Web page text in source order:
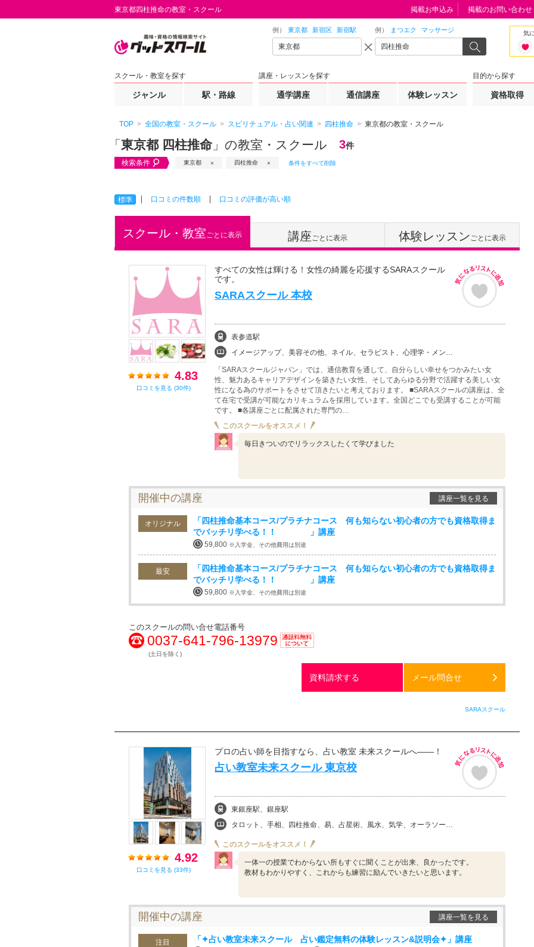
東京都四柱推命の教室・スクール
例） 東京都 新宿区 新宿駅 例） まつエク マッサージ 気
スクール・教室を探す
ジャンル 駅・路線
講座・レッスンを探す
通学講座 通信講座 体験レッスン
目的から探す
資格取得
掲載お申込み 掲載のお問い合わせ
TOP 全国の教室・スクール スピリチュアル・占い関連 四柱推命 東京都の教室・スクール
「 東京都 四柱推命」の教室・スクール 3件
検索条件 東京都 四柱推命 条件をすべて削除
標準 口コミの件数順 口コミの評価が高い順
スクール・教室ごとに表示 講座ごとに表示 体験レッスンごとに表示
4.83
口コミを見る (30件)
すべての女性は輝ける！女性の綺麗を応援するSARAスクール
です。
SARAスクール 本校
表参道駅
イメージアップ、美容その他、ネイル、セラピスト、心理学・メンタルケア、心理カウンセラー、心理・セラピーその他、アロマ、メ…
「SARAスクールジャパン」では、通信教育を通して、自分らしい幸せをつかみたい女
性、魅力あるキャリアデザインを築きたい女性、そしてあらゆる分野で活躍する美しい女
性になる為のサポートをさせて頂きたいと考えております。 ■SARAスクールの講座は、全
て在宅で受講が可能なカリキュラムを採用しています。全国どこでも受講することが可能
です。 ■各講座ごとに配属された専門の…
このスクールをオススメ！
毎日きついのでリラックスしたくて学びました
開催中の講座 講座一覧を見る
オリジナル
「四柱推命基本コース/プラチナコース 何も知らない初心者の方でも資格取得ま
でバッチリ学べる！！ 」講座
59,800 ※入学金、その他費用は別途
最安
「四柱推命基本コース/プラチナコース 何も知らない初心者の方でも資格取得ま
でバッチリ学べる！！ 」講座
59,800 ※入学金、その他費用は別途
このスクールの問い合せ電話番号
0037-641-796-13979
無料
(土日を除く)
資料請求する メール問合せ
SARAスクール
4.92
口コミを見る (33件)
プロの占い師を目指すなら、占い教室 未来スクールへ――！
占い教室未来スクール 東京校
東銀座駅、銀座駅
タロット、手相、四柱推命、易、占星術、風水、気学、オーラソーマ、レイキ、スピリチュアル・占いその他
このスクールをオススメ！
一体一の授業でわからない所もすぐに聞くことが出来、良かったです。
教材もわかりやすく、これからも練習に励んでいきたいと思います。
開催中の講座 講座一覧を見る
注目 「✦占い教室未来スクール 占い鑑定無料の体験レッスン&説明会✦」講座